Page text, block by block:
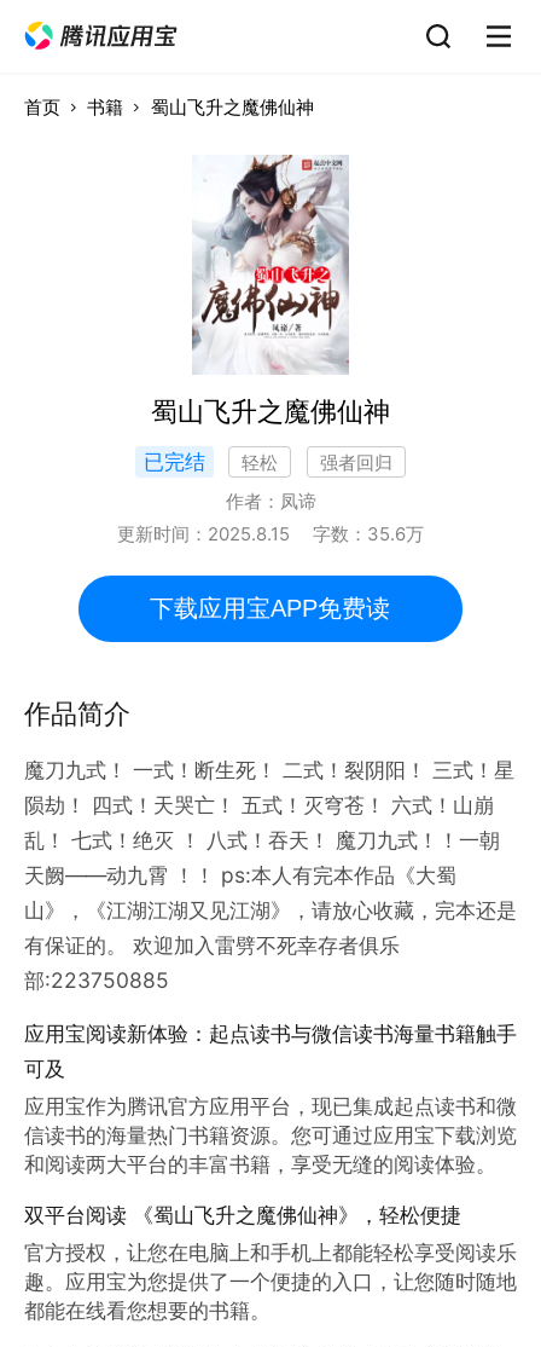
首页 书籍 蜀山飞升之魔佛仙神
蜀山飞升之魔佛仙神
已完结 轻松
强者回归
作者： 凤谛
更新时间： 2025.8.15 字数： 35.6万
下载应用宝APP免费读
作品简介
魔刀九式！ 一式！断生死！ 二式！裂阴阳！ 三式！星
陨劫！ 四式！天哭亡！ 五式！灭穹苍！ 六式！山崩
乱！ 七式！绝灭 ！ 八式！吞天！ 魔刀九式！！一朝
天阙——动九霄 ！！ ps:本人有完本作品《大蜀
山》，《江湖江湖又见江湖》，请放心收藏，完本还是
有保证的。 欢迎加入雷劈不死幸存者俱乐
部:223750885
应用宝阅读新体验：起点读书与微信读书海量书籍触手
可及
应用宝作为腾讯官方应用平台，现已集成起点读书和微
信读书的海量热门书籍资源。您可通过应用宝下载浏览
和阅读两大平台的丰富书籍，享受无缝的阅读体验。
双平台阅读 《蜀山飞升之魔佛仙神》，轻松便捷
官方授权，让您在电脑上和手机上都能轻松享受阅读乐
趣。应用宝为您提供了一个便捷的入口，让您随时随地
都能在线看您想要的书籍。